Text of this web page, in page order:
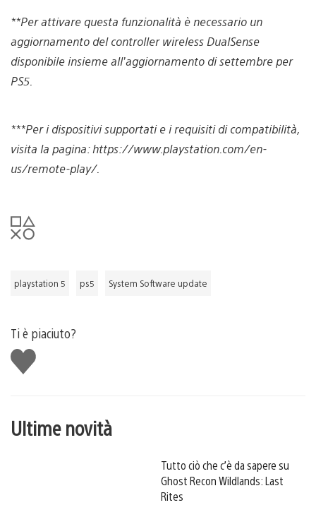
**Per attivare questa funzionalità è necessario un
aggiornamento del controller wireless DualSense
disponibile insieme all’aggiornamento di settembre per
PS5.
***Per i dispositivi supportati e i requisiti di compatibilità,
visita la pagina: https://www.playstation.com/en-
us/remote-play/.
playstation 5 ps5 System Software update
Ti è piaciuto?
Mi
piace
Ultime novità
Tutto ciò che c’è da sapere su
Ghost Recon Wildlands: Last
Rites